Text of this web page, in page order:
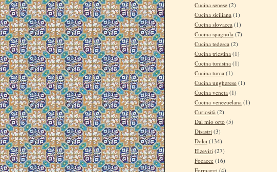
Cucina senese (2)
Cucina siciliana (1)
Cucina slovacca (1)
Cucina spagnola (7)
Cucina tedesca (2)
Cucina triestina (1)
Cucina tunisina (1)
Cucina turca (1)
Cucina ungherese (1)
Cucina veneta (1)
Cucina venezuelana (1)
Curiosità (2)
Dal mio orto (5)
Disastri (3)
Dolci (134)
Elzeviri (27)
Focacce (16)
Formaggi (4)